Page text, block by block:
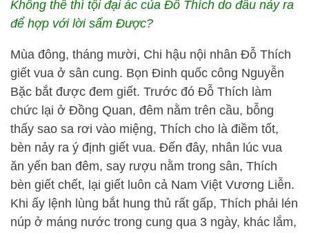
Không thế thì tội đại ác của Đỗ Thích do đâu nảy ra
để hợp với lời sấm Được?
Mùa đông, tháng mười, Chi hậu nội nhân Đỗ Thích
giết vua ở sân cung. Bọn Đinh quốc công Nguyễn
Bặc bắt được đem giết. Trước đó Đỗ Thích làm
chức lại ở Đồng Quan, đêm nằm trên cầu, bỗng
thấy sao sa rơi vào miệng, Thích cho là điềm tốt,
bèn nảy ra ý định giết vua. Đến đây, nhân lúc vua
ăn yến ban đêm, say rượu nằm trong sân, Thích
bèn giết chết, lại giết luôn cả Nam Việt Vương Liễn.
Khi ấy lệnh lùng bắt hung thủ rất gấp, Thích phải lén
núp ở máng nước trong cung qua 3 ngày, khác lắm,